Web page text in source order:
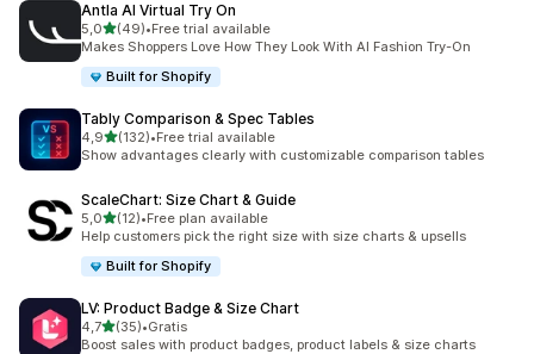
Antla AI Virtual Try On
5,0av 5 stjerner
(49)
Totalt 49 omtaler
•Free trial available
Makes Shoppers Love How They Look With AI Fashion Try-On
Built for Shopify
Tably Comparison & Spec Tables
4,9av 5 stjerner
(132)
Totalt 132 omtaler
•Free trial available
Show advantages clearly with customizable comparison tables
ScaleChart: Size Chart & Guide
5,0av 5 stjerner
(12)
Totalt 12 omtaler
•Free plan available
Help customers pick the right size with size charts & upsells
Built for Shopify
LV: Product Badge & Size Chart
4,7av 5 stjerner
(35)
Totalt 35 omtaler
•Gratis
Boost sales with product badges, product labels & size charts